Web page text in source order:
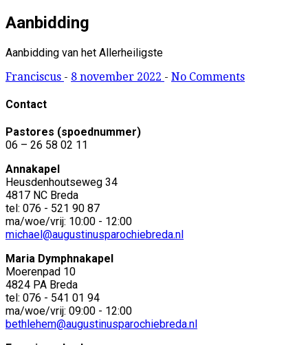
Aanbidding
Aanbidding van het Allerheiligste
Franciscus - 8 november 2022 - No Comments
Contact
Pastores (spoednummer)
06 – 26 58 02 11
Annakapel
Heusdenhoutseweg 34
4817 NC Breda
tel: 076 - 521 90 87
ma/woe/vrij: 10:00 - 12:00
michael@augustinusparochiebreda.nl
Maria Dymphnakapel
Moerenpad 10
4824 PA Breda
tel: 076 - 541 01 94
ma/woe/vrij: 09:00 - 12:00
bethlehem@augustinusparochiebreda.nl